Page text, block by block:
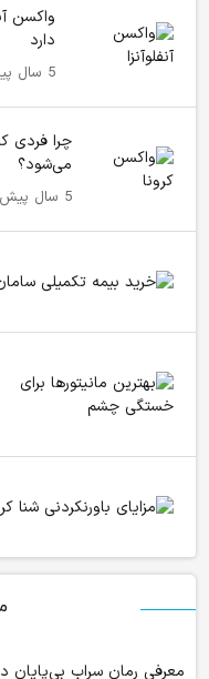
واکسن
دارد
5 سال پیش
چرا فردی
می‌شود؟
5 سال پیش
معرفی رمان سراب بی‌پایان